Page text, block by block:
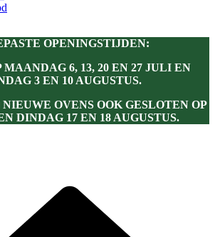
OPENINGSTIJDEN:
MAANDAG 6, 13, 20 EN 27 JULI EN
3 EN 10 AUGUSTUS.
OVENS OOK GESLOTEN OP
DINDAG 17 EN 18 AUGUSTUS.